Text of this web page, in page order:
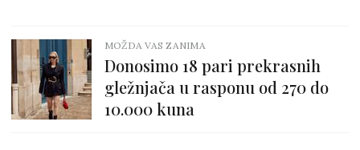
MOŽDA VAS ZANIMA
Donosimo 18 pari prekrasnih
gležnjača u rasponu od 270 do
10.000 kuna